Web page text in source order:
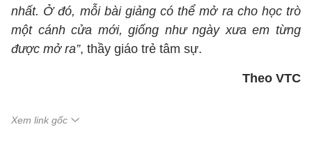
nhất. Ở đó, mỗi bài giảng có thể mở ra cho học trò
một cánh cửa mới, giống như ngày xưa em từng
được mở ra”, thầy giáo trẻ tâm sự.
Theo VTC
Xem link gốc